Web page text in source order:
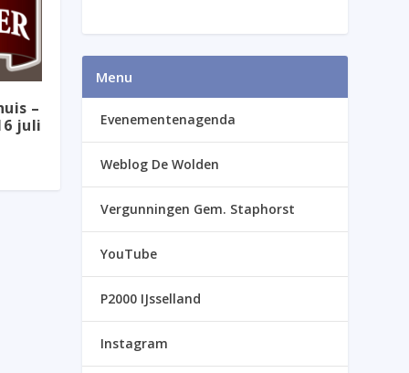
–
juli
Menu
Evenementenagenda
Weblog De Wolden
Vergunningen Gem. Staphorst
YouTube
P2000 IJsselland
Instagram